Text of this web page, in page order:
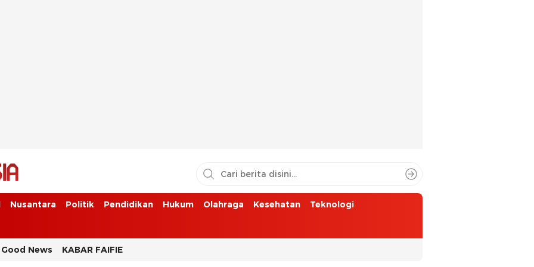
Nusantara Politik Pendidikan Hukum Olahraga Kesehatan Teknologi
Good News KABAR FAIFIE